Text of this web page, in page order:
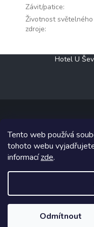
Tento web používá
tohoto webu
informacízde.
Odmítnout
Závit/patice:
Životnost světelného
zdroje:
Hotel U
Copyright 2026Elektro
Grafický návrh vytvořil a